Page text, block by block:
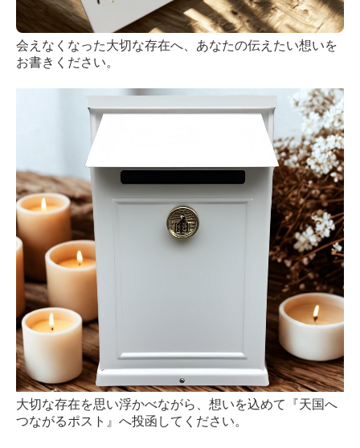
会えなくなった大切な存在へ、あなたの伝えたい想いを
お書きください。
大切な存在を思い浮かべながら、想いを込めて『天国へ
つながるポスト』へ投函してください。